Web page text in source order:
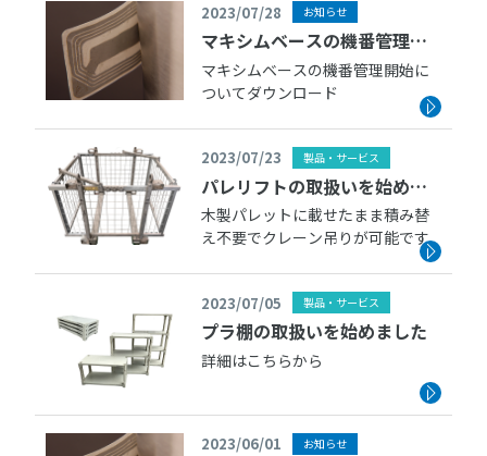
2023/07/28 お知らせ
マキシムベースの機番管理開
始について
マキシムベースの機番管理開始に
ついてダウンロード
2023/07/23 製品・サービス
パレリフトの取扱いを始めま
した
木製パレットに載せたまま積み替
え不要でクレーン吊りが可能です
2023/07/05 製品・サービス
プラ棚の取扱いを始めました
詳細はこちらから
2023/06/01 お知らせ